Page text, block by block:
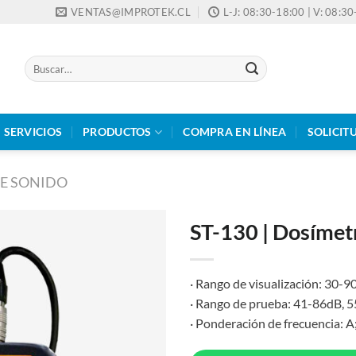
VENTAS@IMPROTEK.CL L-J: 08:30-18:00 | V:
Buscar
por:
SERVICIOS PRODUCTOS COMPRA EN LÍNEA
SONIDO
ST-130 |
· Rango de visualización: 30-
· Rango de prueba: 41-86dB,
· Ponderación de frecuencia: